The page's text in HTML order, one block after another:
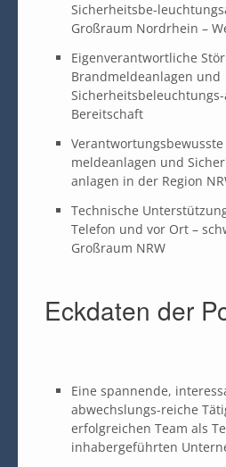
Sicherheitsbe-
Großraum Nordrhein –
Eigenverantwortliche
Brandmeldeanlagen und
Bereitschaft
meldeanlagen und
anlagen in der Region
Technische
Telefon und vor Ort –
Großraum NRW
Eckdaten der
Eine spannende,
abwechslungs-reiche
erfolgreichen Team als
inhabergeführten